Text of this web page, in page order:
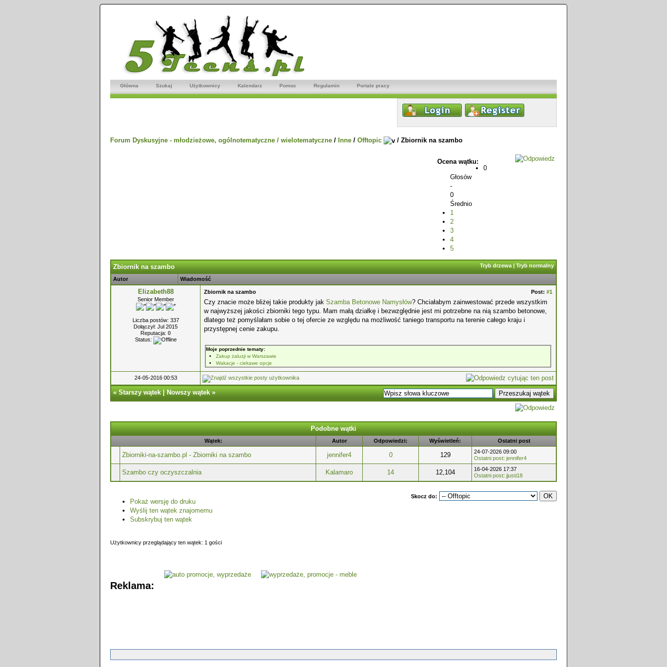
Główna Szukaj Użytkownicy Kalendarz Pomoc Regulamin Portale pracy
Forum Dyskusyjne - młodzieżowe, ogólnotematyczne / wielotematyczne / Inne / Offtopic / Zbiornik na szambo
Ocena wątku:
0
Głosów
-
0
Średnio
1
2
3
4
5
Tryb drzewa | Tryb normalny
Zbiornik na szambo
Autor Wiadomość
Elizabeth88
Senior Member
Liczba postów: 337
Dołączył: Jul 2015
Reputacja: 0
Status:
Post: #1
Zbiornik na szambo
Czy znacie może bliżej takie produkty jak Szamba Betonowe Namysłów? Chciałabym zainwestować przede wszystkim
w najwyższej jakości zbiorniki tego typu. Mam małą działkę i bezwzględnie jest mi potrzebne na nią szambo betonowe,
dlatego też pomyślałam sobie o tej ofercie ze względu na możliwość taniego transportu na terenie całego kraju i
przystępnej cenie zakupu.
Moje poprzednie tematy:
Zakup żaluzji w Warszawie
Wakacje - ciekawe opcje
24-05-2016 00:53
«Starszy wątek|Nowszy wątek»
Podobne wątki
Wątek: Autor Odpowiedzi: Wyświetleń: Ostatni post
Zbiorniki-na-szambo.pl - Zbiorniki na szambo jennifer4 0 129
24-07-2026 09:00
Ostatni post: jennifer4
Szambo czy oczyszczalnia Kalamaro 14 12,104
16-04-2026 17:37
Ostatni post: jjusti18
Pokaż wersję do druku
Wyślij ten wątek znajomemu
Subskrybuj ten wątek
Skocz do:
Użytkownicy przeglądający ten wątek: 1 gości
Reklama: